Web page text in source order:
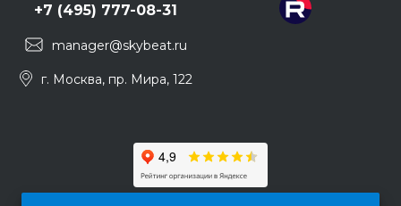
+7 (495) 777-08-31
manager@skybeat.ru
г. Москва, пр. Мира, 122